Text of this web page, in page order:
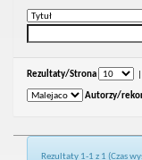
Rezultaty/Strona
Autorzy/
Rezultaty 1-1 z 1 (Czas